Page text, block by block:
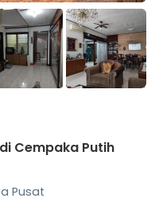
Cempaka Putih
Pusat